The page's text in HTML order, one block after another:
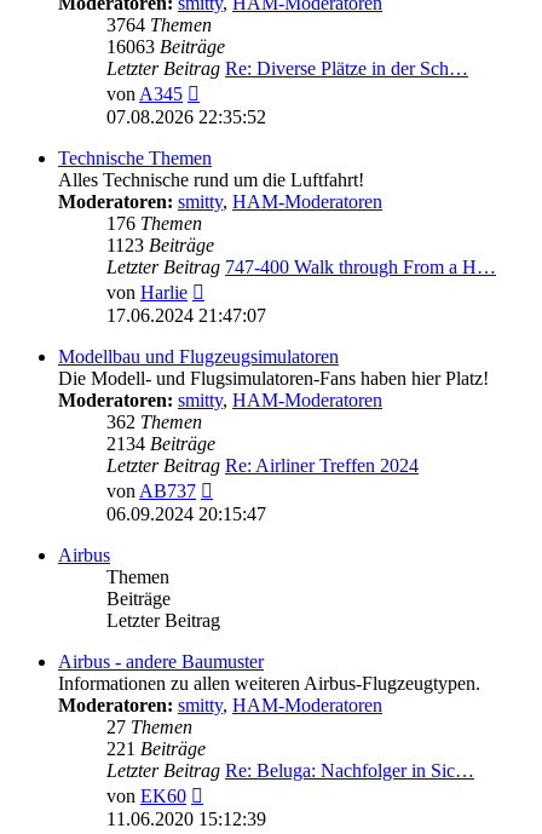
3764 Themen
16063 Beiträge
Letzter Beitrag Re: Diverse Plätze in der Sch…
vonA345
Beitrag
07.08.2026 22:35:52
Technische Themen
Alles Technische rund um die Luftfahrt!
Moderatoren: smitty, HAM-Moderatoren
176 Themen
1123 Beiträge
Letzter Beitrag 747-400 Walk through From a H…
von Harlie
Beitrag
17.06.2024 21:47:07
Modellbau und Flugzeugsimulatoren
Die Modell- und Flugsimulatoren-Fans haben hier Platz!
Moderatoren: smitty, HAM-Moderatoren
362 Themen
2134 Beiträge
Letzter Beitrag Re: Airliner Treffen 2024
vonAB737
Beitrag
06.09.2024 20:15:47
Airbus
Themen
Beiträge
Letzter Beitrag
Airbus - andere Baumuster
Informationen zu allen weiteren Airbus-Flugzeugtypen.
Moderatoren: smitty, HAM-Moderatoren
27 Themen
221 Beiträge
Letzter Beitrag Re: Beluga: Nachfolger in Sic…
von EK60
Beitrag
11.06.2020 15:12:39